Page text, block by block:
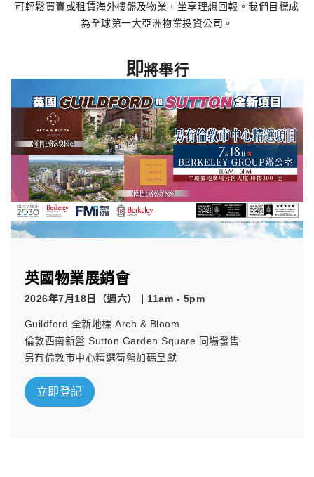
可輕鬆買賣或租賃海外樓盤及物業，坐享理想回報。我們目標成
為全球第一大亞洲物業投資公司。
即將舉行
英國物業展銷會
2026年7月18日（週六） 11am - 5pm
Guildford 全新地標 Arch & Bloom
倫敦西南新盤 Sutton Garden Square 同場發售
另有倫敦市中心精選筍盤加碼呈獻
立即登記